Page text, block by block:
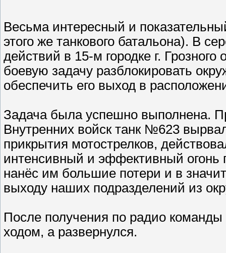
Весьма интересный и
этого же танкового батальона). В
действий в 15-м городке г.
боевую задачу разблокировать
обеспечить его выход в
Задача была успешно выполнена.
Внутренних войск танк №623
прикрытия мотострелков,
интенсивный и эффективный огонь
нанёс им большие потери и в
выходу наших подразделений из
После получения по радио команды
ходом, а развернулся.